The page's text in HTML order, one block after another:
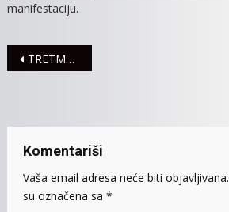
manifestaciju.
Navigacija
TRETMAN SUZBIJANJA KOMARACA VEČERAS
Komentariši
Vaša email adresa neće biti objavljivana.
su označena sa *